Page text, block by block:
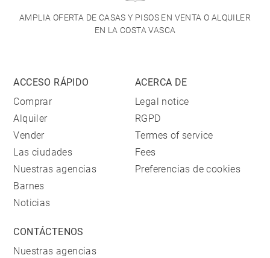
AMPLIA OFERTA DE CASAS Y PISOS EN VENTA O ALQUILER
EN LA COSTA VASCA
ACCESO RÁPIDO
Comprar
Alquiler
Vender
Las ciudades
Nuestras agencias
Barnes
Noticias
ACERCA DE
Legal notice
RGPD
Termes of service
Fees
Preferencias de cookies
CONTÁCTENOS
Nuestras agencias